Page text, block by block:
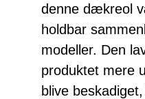
denne dækreol
holdbar
modeller. Den
produktet mere
blive